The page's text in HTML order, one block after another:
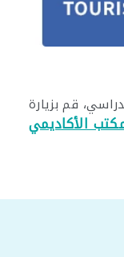
قم بزيارة
الأكاديمي